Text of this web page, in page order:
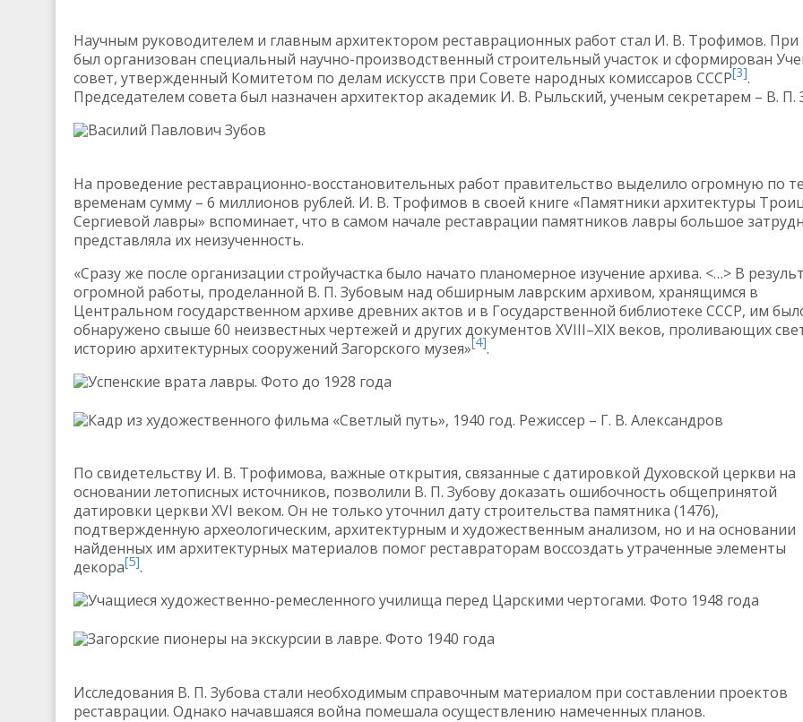
Научным руководителем и главным архитектором реставрационных работ стал И. В. Трофимов. При
был организован специальный научно-производственный строительный участок и сформирован
совет, утвержденный Комитетом по делам искусств при Совете народных комиссаров СССР[3].
Председателем совета был назначен архитектор академик И. В. Рыльский, ученым секретарем – В. П.
Василий Павлович Зубов
На проведение реставрационно-восстановительных работ правительство выделило огромную по
временам сумму – 6 миллионов рублей. И. В. Трофимов в своей книге «Памятники архитектуры
Сергиевой лавры» вспоминает, что в самом начале реставрации памятников лавры большое
представляла их неизученность.
«Сразу же после организации стройучастка было начато планомерное изучение архива. <…> В
огромной работы, проделанной В. П. Зубовым над обширным лаврским архивом, хранящимся в
Центральном государственном архиве древних актов и в Государственной библиотеке СССР, им
обнаружено свыше 60 неизвестных чертежей и других документов XVIII–XIX веков, проливающих
историю архитектурных сооружений Загорского музея»[4].
Успенские врата лавры. Фото до 1928 года
Кадр из художественного фильма «Светлый путь», 1940 год. Режиссер – Г. В. Александров
По свидетельству И. В. Трофимова, важные открытия, связанные с датировкой Духовской церкви на
основании летописных источников, позволили В. П. Зубову доказать ошибочность общепринятой
датировки церкви XVI веком. Он не только уточнил дату строительства памятника (1476),
подтвержденную археологическим, архитектурным и художественным анализом, но и на основании
найденных им архитектурных материалов помог реставраторам воссоздать утраченные элементы
декора[5].
Учащиеся художественно-ремесленного училища перед Царскими чертогами. Фото 1948 года
Загорские пионеры на экскурсии в лавре. Фото 1940 года
Исследования В. П. Зубова стали необходимым справочным материалом при составлении проектов
реставрации. Однако начавшаяся война помешала осуществлению намеченных планов.